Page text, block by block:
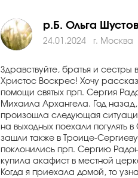
р.Б. Ольга
24.01.2024 г. Москва
Здравствуйте, братья и сестры
Христос Воскрес! Хочу
помощи святых прп. Сергия
Михаила Архангела. Год
произошла следующая
на выходных поехали погулять
зашли также в Троице-
поклонились прп. Сергию
купила акафист в местной
Когда я приехала домой, то